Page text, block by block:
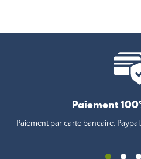
Paiement
Paiement par carte bancaire,